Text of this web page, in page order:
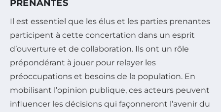
PRENANTES
Il est essentiel que les élus et les parties prenantes
participent à cette concertation dans un esprit
d’ouverture et de collaboration. Ils ont un rôle
prépondérant à jouer pour relayer les
préoccupations et besoins de la population. En
mobilisant l’opinion publique, ces acteurs peuvent
influencer les décisions qui façonneront l’avenir du